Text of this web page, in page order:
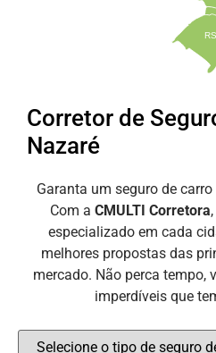
RS
Corretor de
Nazaré
Garanta um seguro de
Com a CMULTI Corretora
especializado em cada
melhores propostas das
mercado. Não perca tempo,
imperdíveis que